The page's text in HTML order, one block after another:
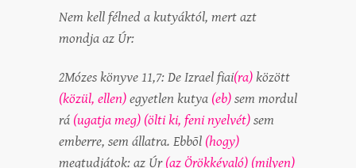
Nem kell félned a kutyáktól, mert azt
mondja az Úr:
2Mózes könyve 11,7: De Izrael fiai(ra)között
(közül, ellen)egyetlen kutya (eb)sem mordul
rá (ugatja meg) (ölti ki, feni nyelvét)sem
emberre, sem állatra. Ebbõl (hogy)
megtudjátok: az Úr(az Örökkévaló) (milyen)